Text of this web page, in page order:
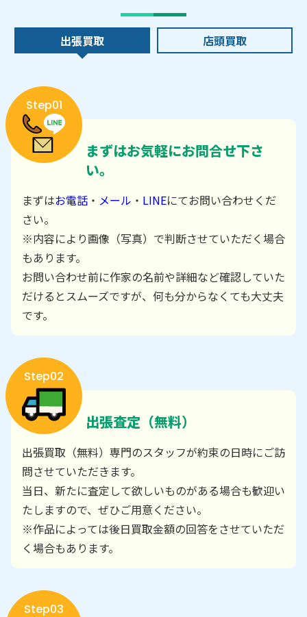
出張買取 店頭買取
Step01
まずはお気軽にお問合せ下さ
い。
まずはお電話 ・ メール ・ LINEにてお問い合わせくだ
さい。
※内容により画像（写真）で判断させていただく場合
もあります。
お問い合わせ前に作家の名前や詳細など確認していた
だけるとスムーズですが、何も分からなくても大丈夫
です。
Step02
出張査定（無料）
出張買取（無料）専門のスタッフが約束の日時にご訪
問させていただきます。
当日、新たに査定して欲しいものがある場合も歓迎い
たしますので、ぜひご用意ください。
※作品によっては後日買取金額の回答をさせていただ
く場合もあります。
Step03